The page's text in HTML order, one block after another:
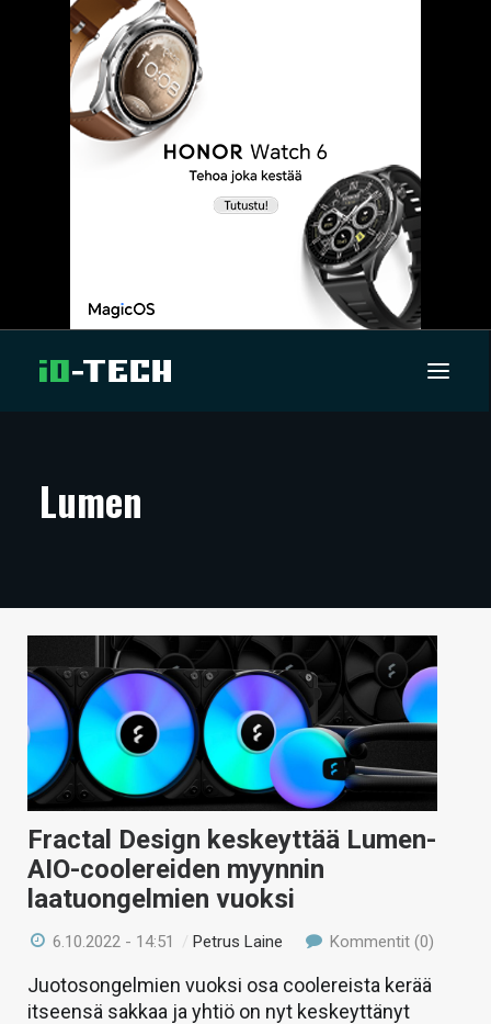
ARTIKKELIT
TECHBBS
HINTA.FI
KAUPPA
VAIHDA TEEMA
HAKU
Lumen
Fractal Design keskeyttää Lumen-
AIO-coolereiden myynnin
laatuongelmien vuoksi
6.10.2022 - 14:51 /Petrus Laine Kommentit (0)
Juotosongelmien vuoksi osa coolereista kerää
itseensä sakkaa ja yhtiö on nyt keskeyttänyt